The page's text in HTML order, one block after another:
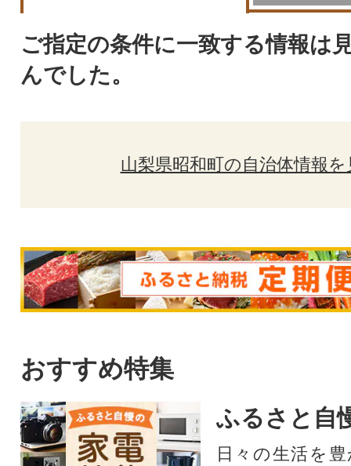
ご指定の条件に一致する情報は
んでした。
山梨県昭和町の自治体情報を
おすすめ特集
ふるさと自
日々の生活を